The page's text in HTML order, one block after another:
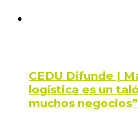
CEDU Difunde |
logística es un
muchos negocios”